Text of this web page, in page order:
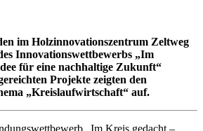
im Holzinnovationszentrum Zeltweg
Innovationswettbewerbs „Im
für eine nachhaltige Zukunft“
Projekte zeigten den
„Kreislaufwirtschaft“ auf.